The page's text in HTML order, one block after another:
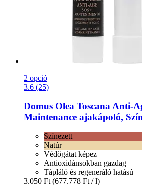
2 opció
3.6 (25)
Domus Olea Toscana Anti-​
Maintenance ajakápoló,
Színezett
Natúr
Védőgátat képez
Antioxidánsokban gazdag
Tápláló és regeneráló hatású
3.050 Ft (677.778 Ft / l)